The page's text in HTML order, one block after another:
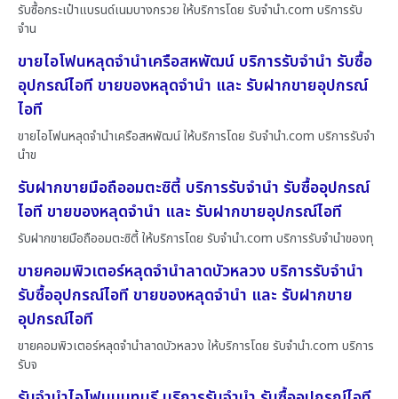
รับซื้อกระเป๋าแบรนด์เนมบางกรวย ให้บริการโดย รับจํานํา.com บริการรับ
จำน
ขายไอโฟนหลุดจำนำเครือสหพัฒน์ บริการรับจำนำ รับซื้อ
อุปกรณ์ไอที ขายของหลุดจำนำ และ รับฝากขายอุปกรณ์
ไอที
ขายไอโฟนหลุดจำนำเครือสหพัฒน์ ให้บริการโดย รับจํานํา.com บริการรับจำ
นำข
รับฝากขายมือถืออมตะซิตี้ บริการรับจำนำ รับซื้ออุปกรณ์
ไอที ขายของหลุดจำนำ และ รับฝากขายอุปกรณ์ไอที
รับฝากขายมือถืออมตะซิตี้ ให้บริการโดย รับจํานํา.com บริการรับจำนำของทุ
ขายคอมพิวเตอร์หลุดจำนำลาดบัวหลวง บริการรับจำนำ
รับซื้ออุปกรณ์ไอที ขายของหลุดจำนำ และ รับฝากขาย
อุปกรณ์ไอที
ขายคอมพิวเตอร์หลุดจำนำลาดบัวหลวง ให้บริการโดย รับจํานํา.com บริการ
รับจ